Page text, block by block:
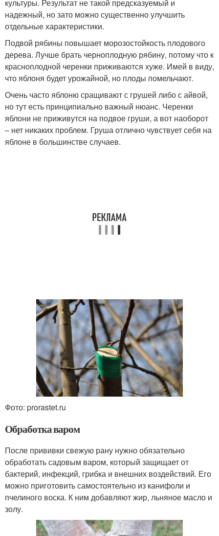
культуры. Результат не такой предсказуемый и
надежный, но зато можно существенно улучшить
отдельные характеристики.
Подвой рябины повышает морозостойкость плодового
дерева. Лучше брать черноплодную рябину, потому что к
красноплодной черенки приживаются хуже. Имей в виду,
что яблоня будет урожайной, но плоды помельчают.
Очень часто яблоню сращивают с грушей либо с айвой,
но тут есть принципиально важный нюанс. Черенки
яблони не приживутся на подвое груши, а вот наоборот
– нет никаких проблем. Груша отлично чувствует себя на
яблоне в большинстве случаев.
Фото: prorastet.ru
Обработка варом
После прививки свежую рану нужно обязательно
обработать садовым варом, который защищает от
бактерий, инфекций, грибка и внешних воздействий. Его
можно приготовить самостоятельно из канифоли и
пчелиного воска. К ним добавляют жир, льняное масло и
золу.